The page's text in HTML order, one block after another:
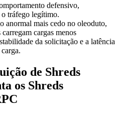
defensivo,
tráfego legítimo.
anormal mais cedo no oleoduto,
cargas menos
da solicitação e a latência
de Shreds
os Shreds